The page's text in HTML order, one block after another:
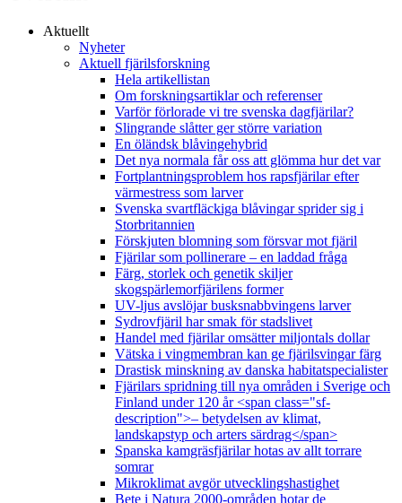
Aktuellt
Nyheter
Aktuell fjärilsforskning
Hela artikellistan
Om forskningsartiklar och referenser
Varför förlorade vi tre svenska dagfjärilar?
Slingrande slåtter ger större variation
En öländsk blåvingehybrid
Det nya normala får oss att glömma hur det var
Fortplantningsproblem hos rapsfjärilar efter
värmestress som larver
Svenska svartfläckiga blåvingar sprider sig i
Storbritannien
Förskjuten blomning som försvar mot fjäril
Fjärilar som pollinerare – en laddad fråga
Färg, storlek och genetik skiljer
skogspärlemorfjärilens former
UV-ljus avslöjar busksnabbvingens larver
Sydrovfjäril har smak för stadslivet
Handel med fjärilar omsätter miljontals dollar
Vätska i vingmembran kan ge fjärilsvingar färg
Drastisk minskning av danska habitatspecialister
Fjärilars spridning till nya områden i Sverige och
Finland under 120 år <span class="sf-
description">– betydelsen av klimat,
landskapstyp och arters särdrag</span>
Spanska kamgräsfjärilar hotas av allt torrare
somrar
Mikroklimat avgör utvecklingshastighet
Bete i Natura 2000-områden hotar de